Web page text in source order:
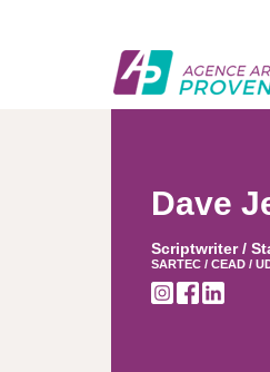
Dave
Scriptwriter /
SARTEC / CEAD /